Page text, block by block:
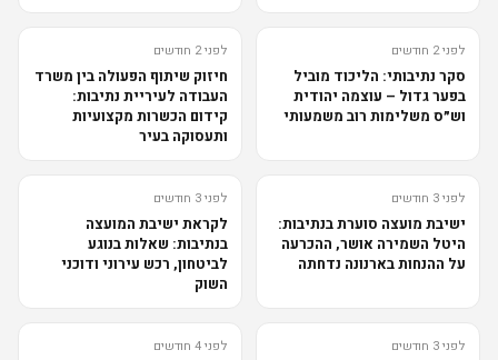
לפני 2 חודשים
סקר נתיבותי: הליכוד מוביל
בפער גדול – עוצמה יהודית
וש״ס משלימות רוב משמעותי
לפני 2 חודשים
חיזוק שיתוף הפעולה בין משרד
העבודה לעיריית נתיבות:
קידום הכשרות מקצועיות
ותעסוקה בעיר
לפני 3 חודשים
ישיבת מועצה סוערת בנתיבות:
היטל השמירה אושר, ההכרעה
על ההנחות בארנונה נדחתה
לפני 3 חודשים
לקראת ישיבת המועצה
בנתיבות: שאלות בנוגע
לביטחון, רכש עירוני ודוכני
השוק
לפני 3 חודשים לפני 4 חודשים